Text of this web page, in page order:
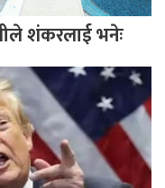
शंकरलाई भनेः